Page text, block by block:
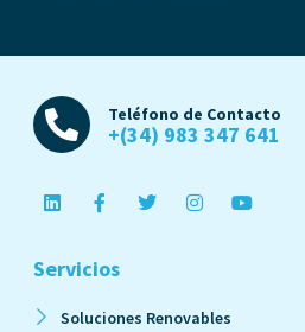
Teléfono de Contacto
+(34) 983 347 641
Servicios
Soluciones Renovables